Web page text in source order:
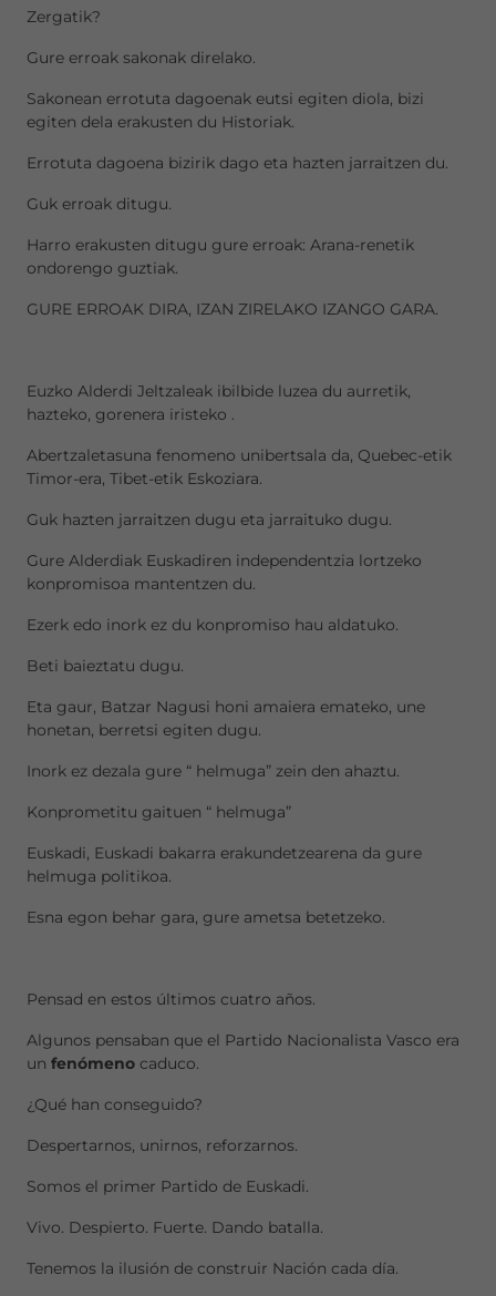
Zergatik?
Gure erroak sakonak direlako.
Sakonean errotuta dagoenak eutsi egiten diola, bizi
egiten dela erakusten du Historiak.
Errotuta dagoena bizirik dago eta hazten jarraitzen du.
Guk erroak ditugu.
Harro erakusten ditugu gure erroak: Arana-renetik
ondorengo guztiak.
GURE ERROAK DIRA, IZAN ZIRELAKO IZANGO GARA.
Euzko Alderdi Jeltzaleak ibilbide luzea du aurretik,
hazteko, gorenera iristeko .
Abertzaletasuna fenomeno unibertsala da, Quebec-etik
Timor-era, Tibet-etik Eskoziara.
Guk hazten jarraitzen dugu eta jarraituko dugu.
Gure Alderdiak Euskadiren independentzia lortzeko
konpromisoa mantentzen du.
Ezerk edo inork ez du konpromiso hau aldatuko.
Beti baieztatu dugu.
Eta gaur, Batzar Nagusi honi amaiera emateko, une
honetan, berretsi egiten dugu.
Inork ez dezala gure “ helmuga” zein den ahaztu.
Konprometitu gaituen “ helmuga”
Euskadi, Euskadi bakarra erakundetzearena da gure
helmuga politikoa.
Esna egon behar gara, gure ametsa betetzeko.
Pensad en estos últimos cuatro años.
Algunos pensaban que el Partido Nacionalista Vasco era
un fenómeno caduco.
¿Qué han conseguido?
Despertarnos, unirnos, reforzarnos.
Somos el primer Partido de Euskadi.
Vivo. Despierto. Fuerte. Dando batalla.
Tenemos la ilusión de construir Nación cada día.